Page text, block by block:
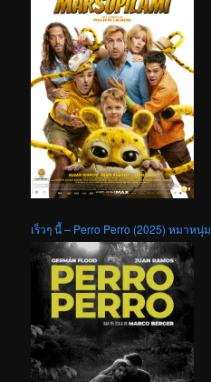
เร็วๆ นี้ – Perro Perro (2025) หมาหนุ่ม